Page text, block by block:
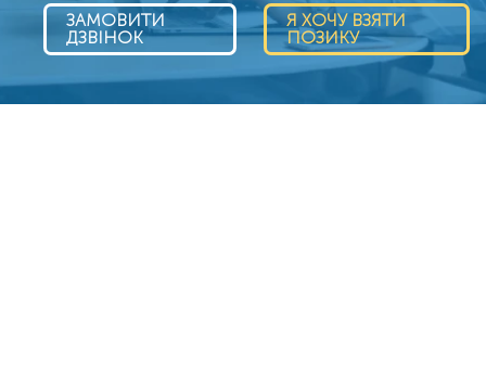
ЗАМОВИТИ
ДЗВІНОК
Я ХОЧУ ВЗЯТИ
ПОЗИКУ